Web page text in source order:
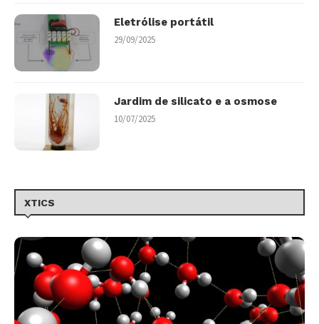
Eletrólise portátil
29/09/2025
Jardim de silicato e a osmose
10/07/2025
XTICS